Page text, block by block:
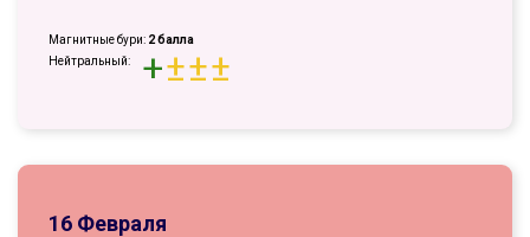
Магнитные бури: 2 балла
Нейтральный:
+±±±
16 Февраля